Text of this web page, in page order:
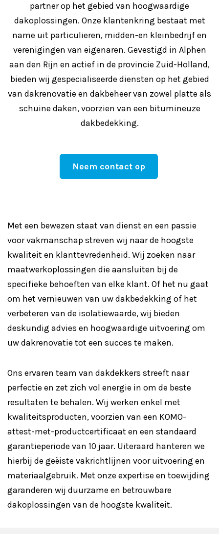
partner op het gebied van hoogwaardige
dakoplossingen. Onze klantenkring bestaat met
name uit particulieren, midden-en kleinbedrijf en
verenigingen van eigenaren. Gevestigd in Alphen
aan den Rijn en actief in de provincie Zuid-Holland,
bieden wij gespecialiseerde diensten op het gebied
van dakrenovatie en dakbeheer van zowel platte als
schuine daken, voorzien van een bitumineuze
dakbedekking.
Neem contact op
Met een bewezen staat van dienst en een passie
voor vakmanschap streven wij naar de hoogste
kwaliteit en klanttevredenheid. Wij zoeken naar
maatwerkoplossingen die aansluiten bij de
specifieke behoeften van elke klant. Of het nu gaat
om het vernieuwen van uw dakbedekking of het
verbeteren van de isolatiewaarde, wij bieden
deskundig advies en hoogwaardige uitvoering om
uw dakrenovatie tot een succes te maken.
Ons ervaren team van dakdekkers streeft naar
perfectie en zet zich vol energie in om de beste
resultaten te behalen. Wij werken enkel met
kwaliteitsproducten, voorzien van een KOMO-
attest-met-productcertificaat en een standaard
garantieperiode van 10 jaar. Uiteraard hanteren we
hierbij de geëiste vakrichtlijnen voor uitvoering en
materiaalgebruik. Met onze expertise en toewijding
garanderen wij duurzame en betrouwbare
dakoplossingen van de hoogste kwaliteit.